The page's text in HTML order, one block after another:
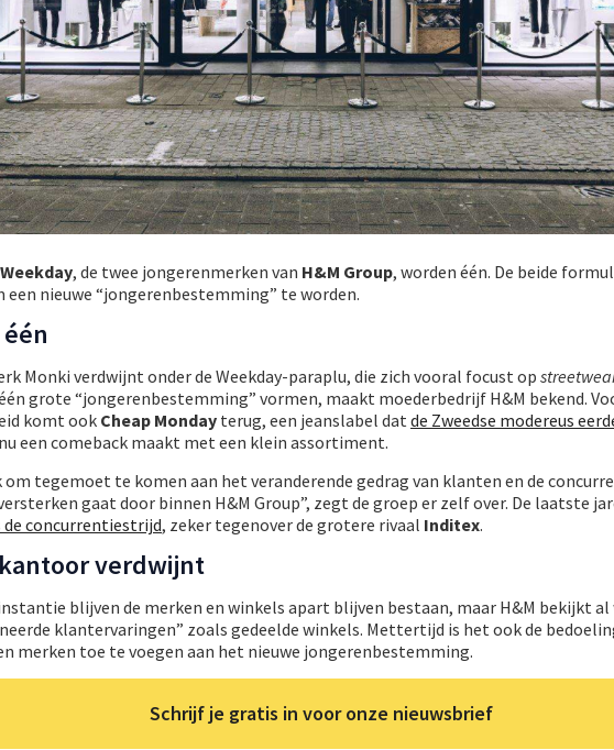
Weekday, de twee jongerenmerken van H&M Group, worden één. De beide
een nieuwe “jongerenbestemming” te worden.
Monki verdwijnt onder de Weekday-paraplu, die zich vooral focust op
grote “jongerenbestemming” vormen, maakt moederbedrijf H&M bekend.
komt ook Cheap Monday terug, een jeanslabel dat de Zweedse modereus
een comeback maakt met een klein assortiment.
om tegemoet te komen aan het veranderende gedrag van klanten en de
gaat door binnen H&M Group”, zegt de groep er zelf over. De laatste
de concurrentiestrijd, zeker tegenover de grotere rivaal Inditex.
verdwijnt
blijven de merken en winkels apart blijven bestaan, maar H&M bekijkt al
klantervaringen” zoals gedeelde winkels. Mettertijd is het ook de
merken toe te voegen aan het nieuwe jongerenbestemming.
Schrijf je gratis in voor onze nieuwsbrief